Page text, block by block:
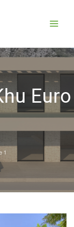
Menu
Euro
1